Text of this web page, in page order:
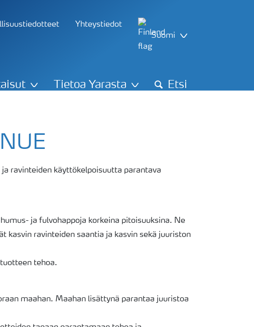
Yhteystiedot
Suomi
Tietoa Yarasta Etsi
ravinteiden käyttökelpoisuutta parantava
ja fulvohappoja korkeina pitoisuuksina. Ne
kasvin ravinteiden saantia ja kasvin sekä juuriston
tehoa.
maahan. Maahan lisättynä parantaa juuristoa